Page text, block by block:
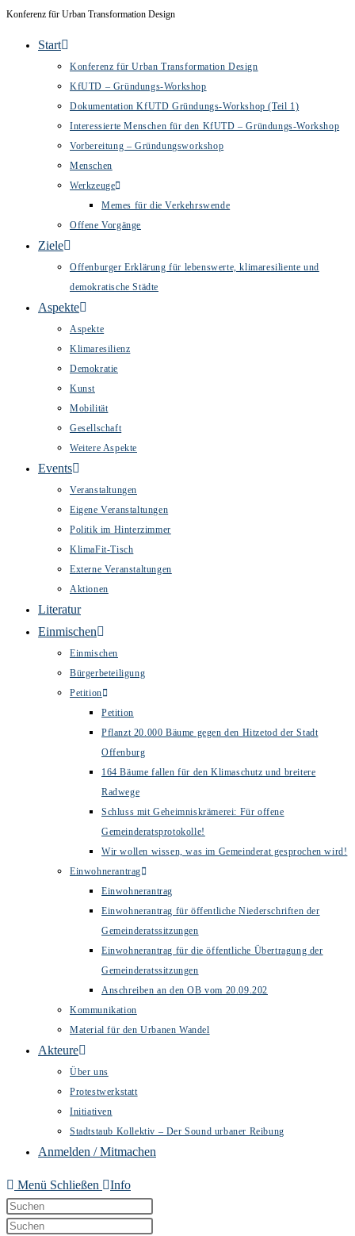
Zum
Konferenz für Urban Transformation Design
Start
Konferenz für Urban Transformation Design
KfUTD – Gründungs-Workshop
Dokumentation KfUTD Gründungs-Workshop (Teil 1)
Interessierte Menschen für den KfUTD – Gründungs-Workshop
Vorbereitung – Gründungsworkshop
Menschen
Werkzeuge
Memes für die Verkehrswende
Offene Vorgänge
Ziele
Offenburger Erklärung für lebenswerte, klimaresiliente und
demokratische Städte
Aspekte
Aspekte
Klimaresilienz
Demokratie
Kunst
Mobilität
Gesellschaft
Weitere Aspekte
Events
Veranstaltungen
Eigene Veranstaltungen
Politik im Hinterzimmer
KlimaFit-Tisch
Externe Veranstaltungen
Aktionen
Literatur
Einmischen
Einmischen
Bürgerbeteiligung
Petition
Petition
Pflanzt 20.000 Bäume gegen den Hitzetod der Stadt
Offenburg
164 Bäume fallen für den Klimaschutz und breitere
Radwege
Schluss mit Geheimniskrämerei: Für offene
Gemeinderatsprotokolle!
Wir wollen wissen, was im Gemeinderat gesprochen wird!
Einwohnerantrag
Einwohnerantrag
Einwohnerantrag für öffentliche Niederschriften der
Gemeinderatssitzungen
Einwohnerantrag für die öffentliche Übertragung der
Gemeinderatssitzungen
Anschreiben an den OB vom 20.09.202
Kommunikation
Material für den Urbanen Wandel
Akteure
Über uns
Protestwerkstatt
Initiativen
Stadtstaub Kollektiv – Der Sound urbaner Reibung
Anmelden / Mitmachen
Menü Schließen Info
Diese
Website